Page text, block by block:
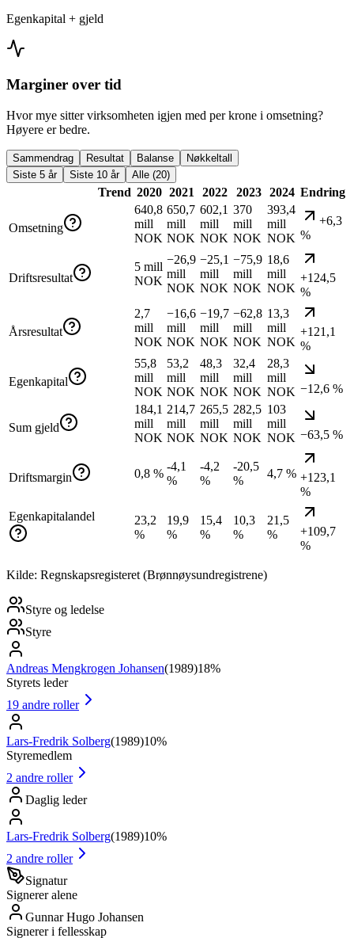
Egenkapital + gjeld
Marginer over tid
Hvor mye sitter virksomheten igjen med per krone i omsetning?
Høyere er bedre.
Sammendrag Resultat Balanse
Nøkkeltall
Siste 5 år
Siste 10 år Alle (20)
Trend 2020 2021 2022 2023 2024 Endring
Omsetning
640,8
mill
NOK
650,7
mill
NOK
602,1
mill
NOK
370
mill
NOK
393,4
mill
NOK
+6,3
%
Driftsresultat
5 mill
NOK
−26,9
mill
NOK
−25,1
mill
NOK
−75,9
mill
NOK
18,6
mill
NOK
+124,5
%
Årsresultat
2,7
mill
NOK
−16,6
mill
NOK
−19,7
mill
NOK
−62,8
mill
NOK
13,3
mill
NOK
+121,1
%
Egenkapital
55,8
mill
NOK
53,2
mill
NOK
48,3
mill
NOK
32,4
mill
NOK
28,3
mill
NOK −12,6 %
Sum gjeld
184,1
mill
NOK
214,7
mill
NOK
265,5
mill
NOK
282,5
mill
NOK
103
mill
NOK −63,5 %
Driftsmargin 0,8 %
-4,1
%
-4,2
%
-20,5
%
4,7 % +123,1
%
Egenkapitalandel
23,2
%
19,9
%
15,4
%
10,3
%
21,5
%
+109,7
%
Kilde: Regnskapsregisteret (Brønnøysundregistrene)
Styre og ledelse
Styre
Andreas Mengkrogen Johansen(1989)18%
Styrets leder
19 andre roller
Lars-Fredrik Solberg(1989)10%
Styremedlem
2 andre roller
Daglig leder
Lars-Fredrik Solberg(1989)10%
2 andre roller
Signatur
Signerer alene
Gunnar Hugo Johansen
Signerer i fellesskap